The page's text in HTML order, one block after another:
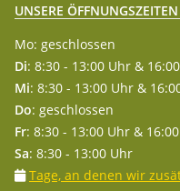
UNSERE ÖFFNUNGSZEITEN
Mo: geschlossen
Di: 8:30 - 13:00 Uhr &
Mi: 8:30 - 13:00 Uhr &
Do: geschlossen
Fr: 8:30 - 13:00 Uhr &
Sa: 8:30 - 13:00 Uhr
Tage, an denen wir